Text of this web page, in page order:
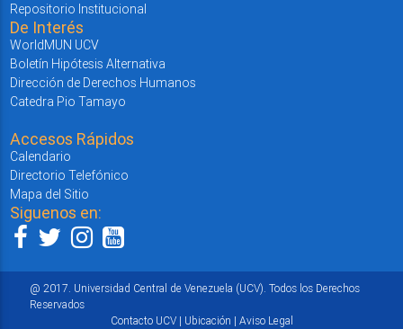
Repositorio Institucional
De Interés
WorldMUN UCV
Boletín Hipótesis Alternativa
Dirección de Derechos Humanos
Catedra Pio Tamayo
Accesos Rápidos
Calendario
Directorio Telefónico
Mapa del Sitio
Siguenos en:
@ 2017. Universidad Central de Venezuela (UCV). Todos los Derechos
Reservados
Contacto UCV| Ubicación | Aviso Legal